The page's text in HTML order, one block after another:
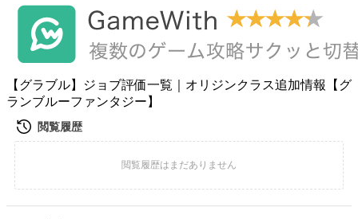
【グラブル】ジョブ評価一覧｜オリジンクラス追加情報【グ
ランブルーファンタジー】